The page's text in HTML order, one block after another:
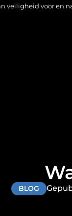
en na de SCIOS-
BLOG